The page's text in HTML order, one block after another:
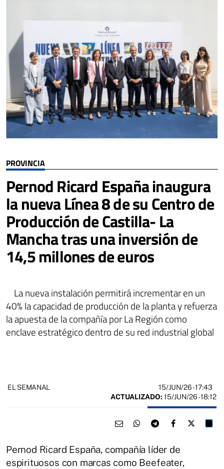
PROVINCIA
Pernod Ricard España inaugura
la nueva Línea 8 de su Centro de
Producción de Castilla- La
Mancha tras una inversión de
14,5 millones de euros
La nueva instalación permitirá incrementar en un
40% la capacidad de producción de la planta y refuerza
la apuesta de la compañía por La Región como
enclave estratégico dentro de su red industrial global
EL SEMANAL 15/JUN/26- 17:43
ACTUALIZADO: 15/JUN/26 - 18:12
Pernod Ricard España, compañía líder de
espirituosos con marcas como Beefeater,